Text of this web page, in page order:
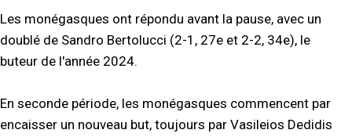
Les monégasques ont répondu avant la pause, avec un
doublé de Sandro Bertolucci (2-1, 27e et 2-2, 34e), le
buteur de l'année 2024.
En seconde période, les monégasques commencent par
encaisser un nouveau but, toujours par Vasileios Dedidis